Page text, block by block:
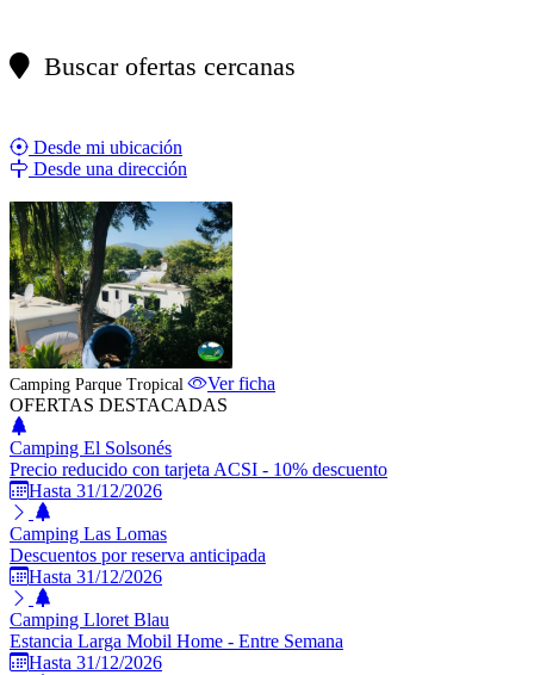
Buscar ofertas cercanas
Desde mi ubicación
Desde una dirección
Camping Parque Tropical
Ver ficha
OFERTAS DESTACADAS
Camping El Solsonés
Precio reducido con tarjeta ACSI - 10% descuento
Hasta 31/12/2026
Camping Las Lomas
Descuentos por reserva anticipada
Hasta 31/12/2026
Camping Lloret Blau
Estancia Larga Mobil Home - Entre Semana
Hasta 31/12/2026